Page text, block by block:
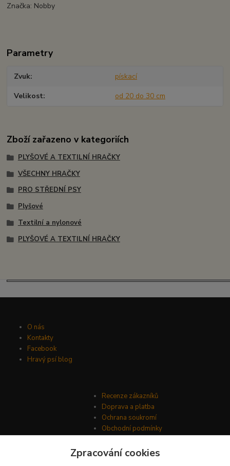
Značka: Nobby
Parametry
Zvuk pískací
Velikost od 20 do 30 cm
Zboží zařazeno v kategoriích
PLYŠOVÉ A TEXTILNÍ HRAČKY
VŠECHNY HRAČKY
PRO STŘEDNÍ PSY
Plyšové
Textilní a nylonové
PLYŠOVÉ A TEXTILNÍ HRAČKY
O nás
Kontakty
Facebook
Hravý psí blog
Recenze zákazníků
Doprava a platba
Ochrana soukromí
Obchodní podmínky
Zpracování cookies